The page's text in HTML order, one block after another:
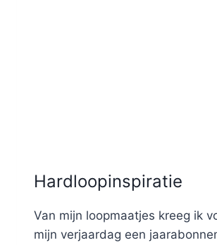
Hardloopinspiratie
Van mijn loopmaatjes kreeg ik
mijn verjaardag een